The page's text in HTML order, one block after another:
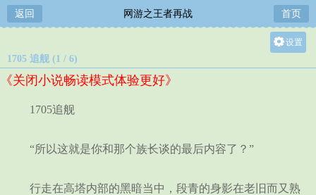
返回 网游之王者再战 首页
设置
1705 追舰 (1 / 6)
《关闭小说畅读模式体验更好》
1705追舰
“所以这就是你和那个族长谈的最后内容了？”
行走在高塔内部的黑暗当中，段青的身影在老旧而又熟